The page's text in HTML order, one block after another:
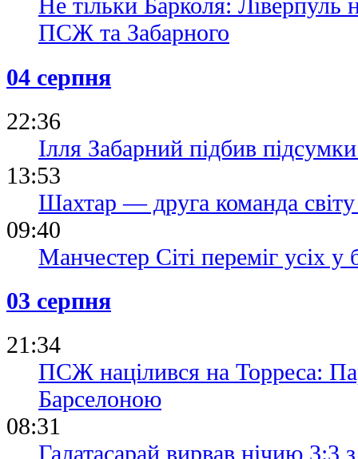
Не тільки Барколя: Ліверпуль
ПСЖ та Забарного
04 серпня
22:36
Ілля Забарний підбив
13:53
Шахтар — друга команда
09:40
Манчестер Сіті переміг усіх у
03 серпня
21:34
ПСЖ націлився на Торреса:
Барселоною
08:31
Галатасарай вирвав нічию 3:3